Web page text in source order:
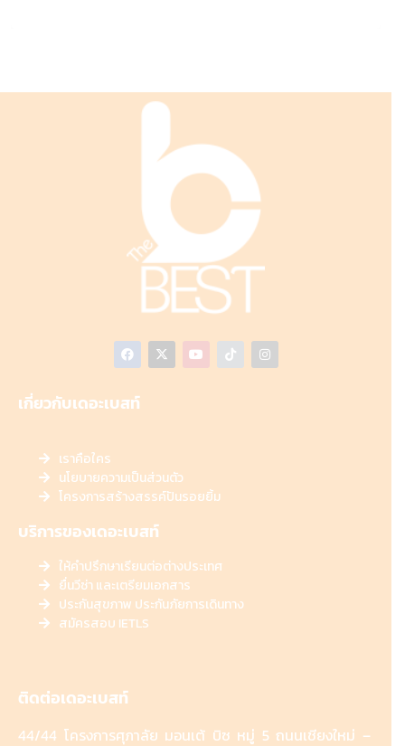
เกี่ยวกับเดอะเบสท์
เราคือใคร
นโยบายความเป็นส่วนตัว
โครงการสร้างสรรค์ปันรอยยิ้ม
บริการของเดอะเบสท์
ให้คำปรึกษาเรียนต่อต่างประเทศ
ยื่นวีซ่า และเตรียมเอกสาร
ประกันสุขภาพ ประกันภัยการเดินทาง
สมัครสอบ IETLS
ติดต่อเดอะเบสท์
44/44 โครงการศุภาลัย มอนเต้ บิซ หมู่ 5 ถนนเชียงใหม่ –